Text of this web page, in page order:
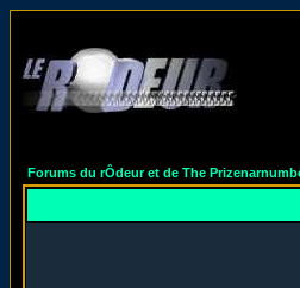
Forums du rÔdeur et de The